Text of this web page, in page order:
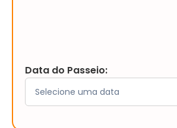
Data do Passeio:
Selecione uma data